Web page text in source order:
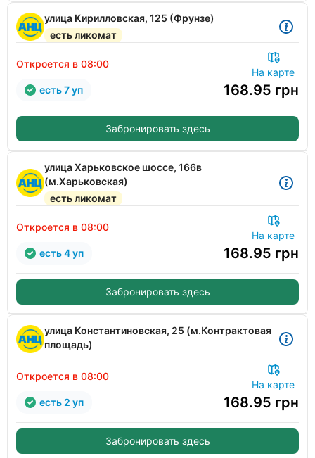
улица Кирилловская, 125 (Фрунзе)
есть ликомат
Откроется в 08:00
На карте
168.95 грн
есть 7 уп
Забронировать здесь
улица Харьковское шоссе, 166в
(м.Харьковская)
есть ликомат
Откроется в 08:00
На карте
168.95 грн
есть 4 уп
Забронировать здесь
улица Константиновская, 25 (м.Контрактовая
площадь)
Откроется в 08:00
На карте
168.95 грн
есть 2 уп
Забронировать здесь